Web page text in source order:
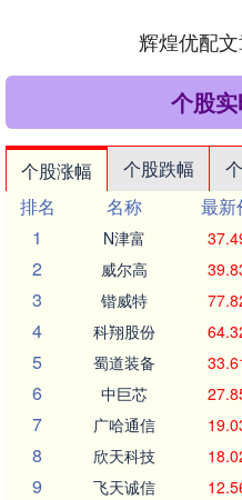
辉煌优配
个股
个股涨幅 个股跌幅
排名
名称 最新
1
N津富
2 威尔高
3 锴威特
4 科翔股份
5 蜀道装备
6 中巨芯
7 广哈通信
8 欣天科技
9 飞天诚信